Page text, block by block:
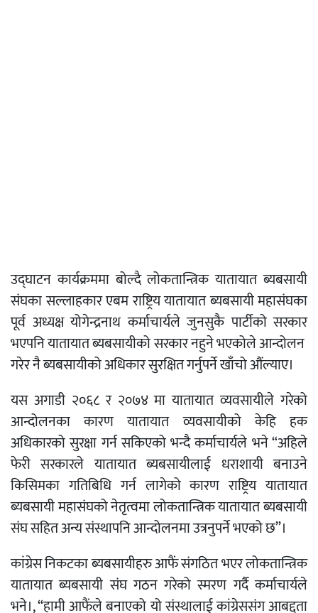
उद्घाटन कार्यक्रममा बोल्दै लोकतान्त्रिक यातायात ब्यबसायी
संघका सल्लाहकार एबम राष्ट्रिय यातायात ब्यबसायी महासंघका
पूर्व अध्यक्ष योगेन्द्रनाथ कर्माचार्यले जुनसुकै पार्टीको सरकार
भएपनि यातायात ब्यबसायीको सरकार नहुने भएकोले आन्दोलन
गरेर नै ब्यबसायीको अधिकार सुरक्षित गर्नुपर्ने खाँचो औंल्याए।
यस अगाडी २०६८ र २०७४ मा यातायात व्यवसायीले गरेको
आन्दोलनका कारण यातायात व्यवसायीको केहि हक
अधिकारको सुरक्षा गर्न सकिएको भन्दै कर्माचार्यले भने “अहिले
फेरी सरकारले यातायात ब्यबसायीलाई धराशायी बनाउने
किसिमका गतिबिधि गर्न लागेको कारण राष्ट्रिय यातायात
ब्यबसायी महासंघको नेतृत्वमा लोकतान्त्रिक यातायात ब्यबसायी
संघ सहित अन्य संस्थापनि आन्दोलनमा उत्रनुपर्ने भएको छ”।
कांग्रेस निकटका ब्यबसायीहरु आफैं संगठित भएर लोकतान्त्रिक
यातायात ब्यबसायी संघ गठन गरेको स्मरण गर्दै कर्माचार्यले
भने।, “हामी आफैंले बनाएको यो संस्थालाई कांग्रेससंग आबद्दता